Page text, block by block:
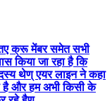
क्रू मेंबर समेत सभी
किया जा रहा है कि
थेण् एयर लाइन ने कहा
है और हम अभी किसी के